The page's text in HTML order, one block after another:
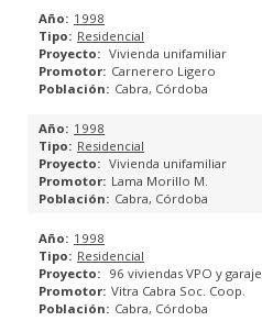
BIMobject
¿QUÉ ES EL BIM?
PROYECTOS
NOTICIAS
CONTACTO
1998
Residencial
Vivienda unifamiliar
Carnerero Ligero
Cabra, Córdoba
1998
Residencial
Vivienda unifamiliar
Lama Morillo M.
Cabra, Córdoba
1998
Residencial
96 viviendas VPO y garaje
Vitra Cabra Soc. Coop.
Cabra, Córdoba